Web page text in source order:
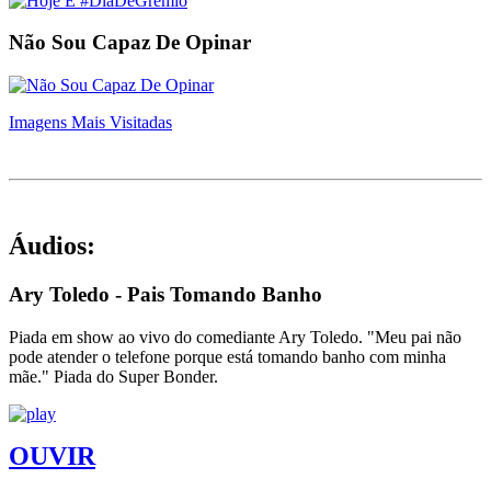
Não Sou Capaz De Opinar
Imagens Mais Visitadas
Áudios:
Ary Toledo - Pais Tomando Banho
Piada em show ao vivo do comediante Ary Toledo. "Meu pai não
pode atender o telefone porque está tomando banho com minha
mãe." Piada do Super Bonder.
OUVIR